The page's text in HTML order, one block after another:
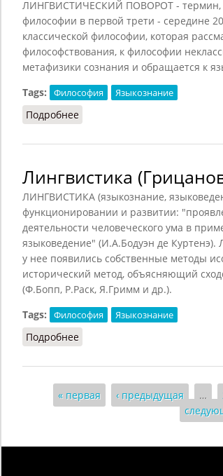
ЛИНГВИСТИЧЕСКИЙ ПОВОРОТ - термин,
философии в первой трети - середине
классической философии, которая
философствования, к философии
метафизики сознания и обращается к
Tags:
Философия Языкознание
Подробнее
Лингвистика
ЛИНГВИСТИКА (языкознание,
функционировании и развитии:
деятельности человеческого ума в
языковедение" (И.А.Бодуэн де Куртенэ).
у нее появились собственные методы
исторический метод, объясняющий
(Ф.Бопп, Р.Раск, Я.Гримм и др.).
Tags:
Философия Языкознание
Подробнее
Страницы
« первая ‹ предыдущая …